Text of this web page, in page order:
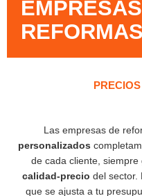
Las empresas de
personalizados
de cada cliente, siempre
calidad-precio del sector.
que se ajusta a tu